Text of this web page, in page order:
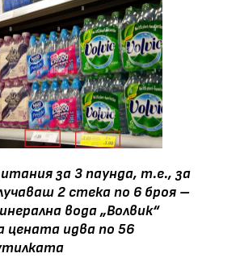
за 3 паунда, т.е., за
2 стека по 6 броя –
вода „Волвик“
цената идва по 56